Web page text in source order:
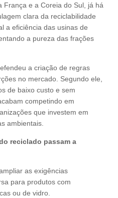
França e a Coreia do Sul, já há
clara da reciclabilidade
a eficiência das usinas de
a pureza das frações
a criação de regras
no mercado. Segundo ele,
de baixo custo e sem
competindo em
que investem em
ambientais.
reciclado passam a
as exigências
para produtos com
ou de vidro.